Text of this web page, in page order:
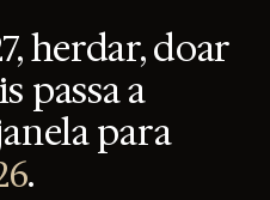
herdar, doar
passa a
para
.